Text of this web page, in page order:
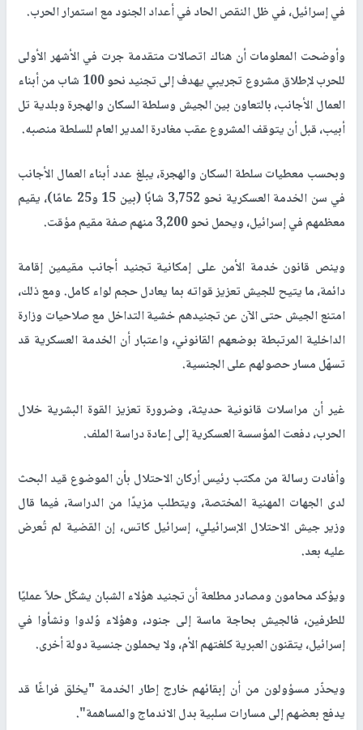
في إسرائيل، في ظل النقص الحاد في أعداد الجنود مع استمرار الحرب.
وأوضحت المعلومات أن هناك اتصالات متقدمة جرت في الأشهر الأولى
للحرب لإطلاق مشروع تجريبي يهدف إلى تجنيد نحو 100 شاب من أبناء
العمال الأجانب، بالتعاون بين الجيش وسلطة السكان والهجرة وبلدية تل
أبيب، قبل أن يتوقف المشروع عقب مغادرة المدير العام للسلطة منصبه.
وبحسب معطيات سلطة السكان والهجرة، يبلغ عدد أبناء العمال الأجانب
في سن الخدمة العسكرية نحو 3,752 شابًا (بين 15 و25 عامًا)، يقيم
معظمهم في إسرائيل، ويحمل نحو 3,200 منهم صفة مقيم مؤقت.
وينص قانون خدمة الأمن على إمكانية تجنيد أجانب مقيمين إقامة
دائمة، ما يتيح للجيش تعزيز قواته بما يعادل حجم لواء كامل. ومع ذلك،
امتنع الجيش حتى الآن عن تجنيدهم خشية التداخل مع صلاحيات وزارة
الداخلية المرتبطة بوضعهم القانوني، واعتبار أن الخدمة العسكرية قد
تسهّل مسار حصولهم على الجنسية.
غير أن مراسلات قانونية حديثة، وضرورة تعزيز القوة البشرية خلال
الحرب، دفعت المؤسسة العسكرية إلى إعادة دراسة الملف.
وأفادت رسالة من مكتب رئيس أركان الاحتلال بأن الموضوع قيد البحث
لدى الجهات المهنية المختصة، ويتطلب مزيدًا من الدراسة، فيما قال
وزير جيش الاحتلال الإسرائيلي، إسرائيل كاتس، إن القضية لم تُعرض
عليه بعد.
ويؤكد محامون ومصادر مطلعة أن تجنيد هؤلاء الشبان يشكّل حلاً عمليًا
للطرفين، فالجيش بحاجة ماسة إلى جنود، وهؤلاء وُلدوا ونشأوا في
إسرائيل، يتقنون العبرية كلغتهم الأم، ولا يحملون جنسية دولة أخرى.
ويحذّر مسؤولون من أن إبقائهم خارج إطار الخدمة "يخلق فراغًا قد
يدفع بعضهم إلى مسارات سلبية بدل الاندماج والمساهمة".